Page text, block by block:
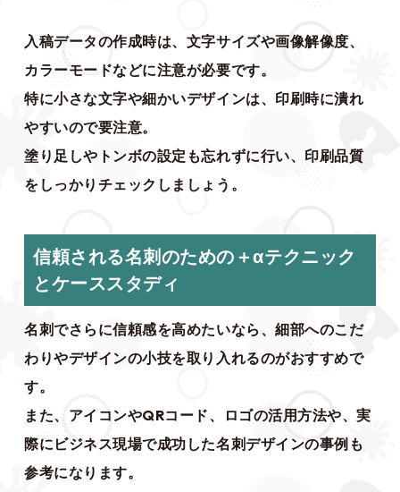
入稿データの作成時は、文字サイズや画像解像度、
カラーモードなどに注意が必要です。
特に小さな文字や細かいデザインは、印刷時に潰れ
やすいので要注意。
塗り足しやトンボの設定も忘れずに行い、印刷品質
をしっかりチェックしましょう。
信頼される名刺のための＋αテクニック
とケーススタディ
名刺でさらに信頼感を高めたいなら、細部へのこだ
わりやデザインの小技を取り入れるのがおすすめで
す。
また、アイコンやQRコード、ロゴの活用方法や、実
際にビジネス現場で成功した名刺デザインの事例も
参考になります。